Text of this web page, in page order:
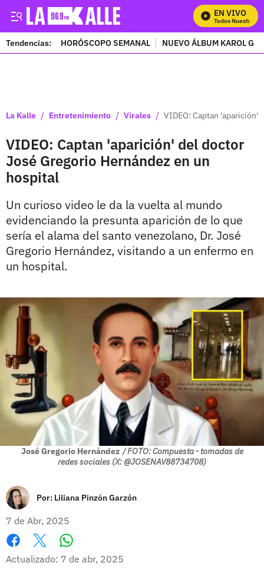
EN VIVO
Mira Todos Nuestros
Tendencias: HORÓSCOPO SEMANAL NUEVO ÁLBUM KAROL G
La Kalle / Entretenimiento / Virales / VIDEO: Captan 'aparición'
VIDEO: Captan 'aparición' del doctor
José Gregorio Hernández en un
hospital
Un curioso video le da la vuelta al mundo
evidenciando la presunta aparición de lo que
sería el alama del santo venezolano, Dr. José
Gregorio Hernández, visitando a un enfermo en
un hospital.
José Gregorio Hernández / FOTO: Compuesta - tomadas de
redes sociales (X: @JOSENAV88734708)
Por: Liliana Pinzón Garzón
7 de Abr, 2025
Facebook
X
Actualizado: 7 de abr, 2025